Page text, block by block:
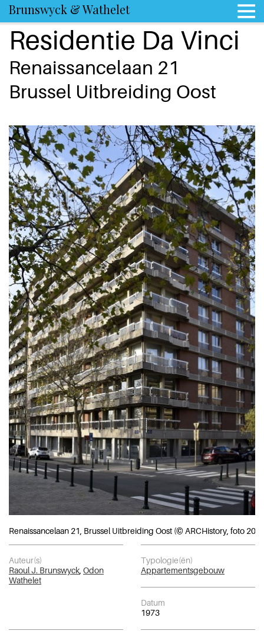
Brunswyck & Wathelet
Residentie Da Vinci
Renaissancelaan 21
Brussel Uitbreiding Oost
Renaissancelaan 21, Brussel Uitbreiding Oost (© ARCHistory, foto
Auteur(s)
Raoul J. Brunswyck Odon
Wathelet
Typologie(ën)
Appartementsgebouw
Datum
1973